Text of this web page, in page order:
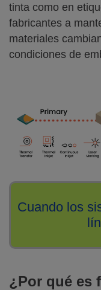
tinta como en
fabricantes a
materiales
condiciones de
Cuando los
¿Por qué es